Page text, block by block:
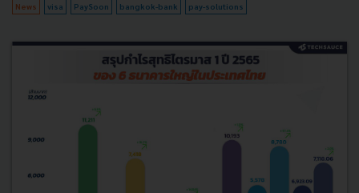
News visa PaySoon bangkok-bank pay-solutions